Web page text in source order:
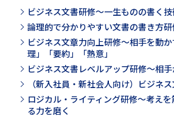
ビジネス文書研修～一生ものの書く
論理的で分かりやすい文書の書き方
ビジネス文章力向上研修～相手を動
理」「要約」「熱意」
ビジネス文書レベルアップ研修～相
（新入社員・新社会人向け）ビジネ
ロジカル・ライティング研修～考え
る力を磨く